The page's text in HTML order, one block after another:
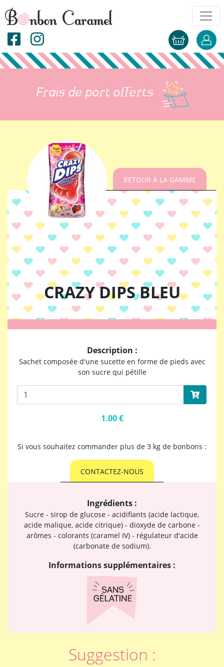
Frais de port offerts
RETOUR À LA GAMME
CRAZY DIPS BLEU
Description :
Sachet composée d'une sucette en forme de pieds avec
son sucre qui pétille
1.00 €
Si vous souhaitez commander plus de 3 kg de bonbons :
CONTACTEZ-NOUS
Ingrédients :
Sucre - sirop de glucose - acidifiants (acide lactique,
acide malique, acide citrique) - dioxyde de carbone -
arômes - colorants (caramel IV) - régulateur d'acide
(carbonate de sodium).
Informations supplémentaires :
Suggestion :